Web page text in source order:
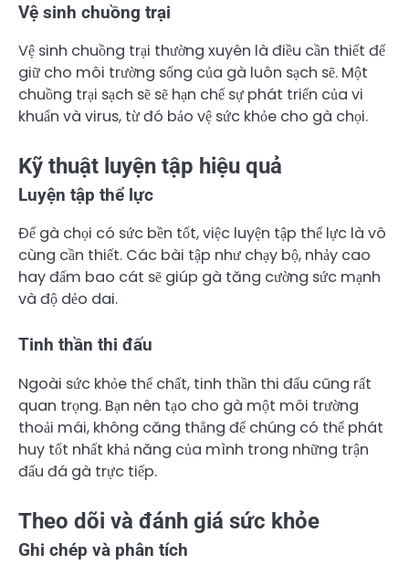
Vệ sinh chuồng trại
Vệ sinh chuồng trại thường xuyên là điều cần thiết để
giữ cho môi trường sống của gà luôn sạch sẽ. Một
chuồng trại sạch sẽ sẽ hạn chế sự phát triển của vi
khuẩn và virus, từ đó bảo vệ sức khỏe cho gà chọi.
Kỹ thuật luyện tập hiệu quả
Luyện tập thể lực
Để gà chọi có sức bền tốt, việc luyện tập thể lực là vô
cùng cần thiết. Các bài tập như chạy bộ, nhảy cao
hay đấm bao cát sẽ giúp gà tăng cường sức mạnh
và độ dẻo dai.
Tinh thần thi đấu
Ngoài sức khỏe thể chất, tinh thần thi đấu cũng rất
quan trọng. Bạn nên tạo cho gà một môi trường
thoải mái, không căng thẳng để chúng có thể phát
huy tốt nhất khả năng của mình trong những trận
đấu đá gà trực tiếp.
Theo dõi và đánh giá sức khỏe
Ghi chép và phân tích